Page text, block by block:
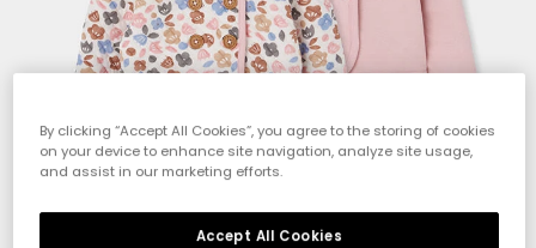
By clicking “Accept All Cookies”, you agree to the storing of cookies
on your device to enhance site navigation, analyze site usage,
and assist in our marketing efforts.
Accept All Cookies